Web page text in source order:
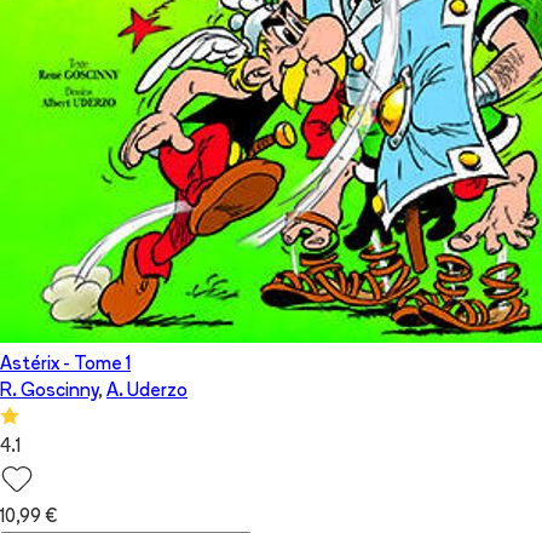
Astérix- Tome 1
R. Goscinny, A. Uderzo
4.1
10,99 €